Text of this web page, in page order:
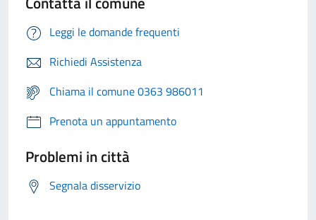
Leggi le domande frequenti
Richiedi Assistenza
Chiama il comune 0363 986011
Prenota un appuntamento
Problemi in città
Segnala disservizio